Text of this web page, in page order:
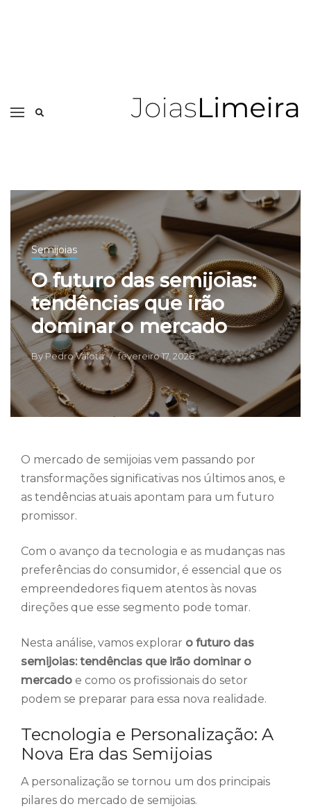
Semijoias
O futuro das semijoias:
tendências que irão
dominar o mercado
ByPedro Valota fevereiro 17, 2026
O mercado de semijoias vem passando por
transformações significativas nos últimos anos, e
as tendências atuais apontam para um futuro
promissor.
Com o avanço da tecnologia e as mudanças nas
preferências do consumidor, é essencial que os
empreendedores fiquem atentos às novas
direções que esse segmento pode tomar.
Nesta análise, vamos explorar o futuro das
semijoias: tendências que irão dominar o
mercado e como os profissionais do setor
podem se preparar para essa nova realidade.
Tecnologia e Personalização: A
Nova Era das Semijoias
A personalização se tornou um dos principais
pilares do mercado de semijoias.